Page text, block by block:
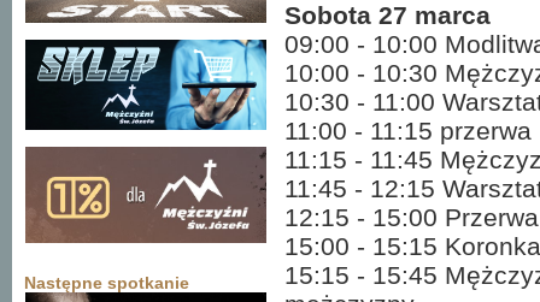
Następne spotkanie
Sobota 27 marca
09:00 - 10:00
10:00 - 10:30
10:30 - 11:00
11:00 - 11:15
11:15 - 11:45
11:45 - 12:15
12:15 - 15:00
15:00 - 15:15 Koronka
15:15 - 15:45